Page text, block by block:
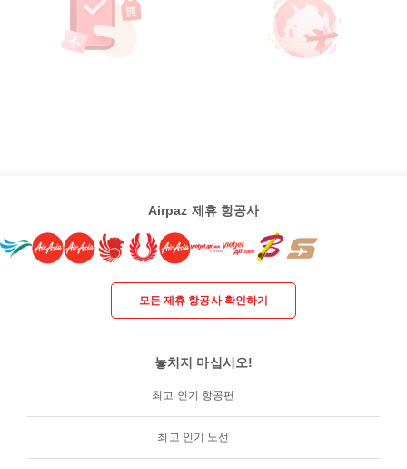
Airpaz 제휴 항공사
모든 제휴 항공사 확인하기
놓치지 마십시오!
최고 인기 항공편
최고 인기 노선